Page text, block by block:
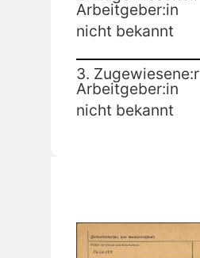
Arbeitgeber:in
nicht bekannt
3. Zugewiesene:r
Arbeitgeber:in
nicht bekannt